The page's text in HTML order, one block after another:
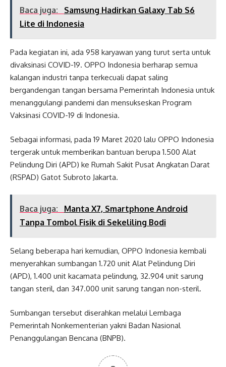
Baca juga:
Samsung Hadirkan Galaxy Tab S6
Lite di Indonesia
Pada kegiatan ini, ada 958 karyawan yang turut serta untuk
divaksinasi COVID-19. OPPO Indonesia berharap semua
kalangan industri tanpa terkecuali dapat saling
bergandengan tangan bersama Pemerintah Indonesia untuk
menanggulangi pandemi dan mensukseskan Program
Vaksinasi COVID-19 di Indonesia.
Sebagai informasi, pada 19 Maret 2020 lalu OPPO Indonesia
tergerak untuk memberikan bantuan berupa 1.500 Alat
Pelindung Diri (APD) ke Rumah Sakit Pusat Angkatan Darat
(RSPAD) Gatot Subroto Jakarta.
Baca juga:
Manta X7, Smartphone Android
Tanpa Tombol Fisik di Sekeliling Bodi
Selang beberapa hari kemudian, OPPO Indonesia kembali
menyerahkan sumbangan 1.720 unit Alat Pelindung Diri
(APD), 1.400 unit kacamata pelindung, 32.904 unit sarung
tangan steril, dan 347.000 unit sarung tangan non-steril.
Sumbangan tersebut diserahkan melalui Lembaga
Pemerintah Nonkementerian yakni Badan Nasional
Penanggulangan Bencana (BNPB).